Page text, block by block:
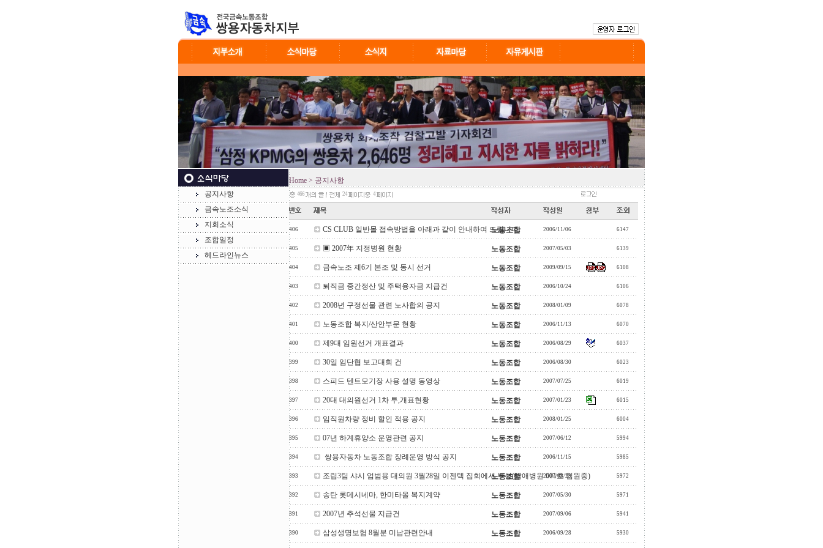
공지사항
금속노조소식
지회소식
조합일정
헤드라인뉴스
Home > 공지사항
466 24 4
406 CS CLUB 일반몰 접속방법을 아래과 같이 안내하여 드립니다.
노동조합 2006/11/06 6147
405 ▣ 2007年 지정병원 현황 노동조합 2007/05/03 6139
404 금속노조 제6기 본조 및 동시 선거 노동조합 2009/09/15 6108
403 퇴직금 중간정산 및 주택융자금 지급건 노동조합 2006/10/24 6106
402 2008년 구정선물 관련 노사합의 공지 노동조합 2008/01/09 6078
401 노동조합 복지/산안부문 현황 노동조합 2006/11/13 6070
400 제9대 임원선거 개표결과 노동조합 2006/08/29 6037
399 30일 임단협 보고대회 건 노동조합 2006/08/30 6023
398 스피드 텐트모기장 사용 설명 동영상 노동조합 2007/07/25 6019
397 20대 대의원선거 1차 투,개표현황 노동조합 2007/01/23 6015
396 임직원차량 정비 할인 적용 공지 노동조합 2008/01/25 6004
395 07년 하계휴양소 운영관련 공지 노동조합 2007/06/12 5994
394 쌍용자동차 노동조합 장례운영 방식 공지 노동조합 2006/11/15 5985
393 조립3팀 샤시 엄범용 대의원 3월28일 이젠텍 집회에서 부상(박애병원 601호 입원중)
노동조합 2007/03/29 5972
392 송탄 롯데시네마, 한미타올 복지계약 노동조합 2007/05/30 5971
391 2007년 추석선물 지급건 노동조합 2007/09/06 5941
390 삼성생명보험 8월분 미납관련안내 노동조합 2006/09/28 5930